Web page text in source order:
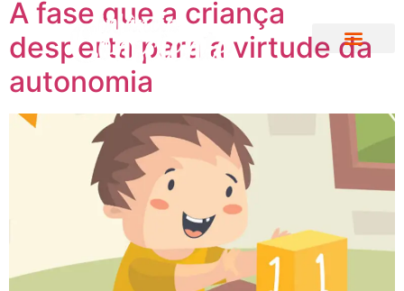
A fase que a criança
desperta para a virtude da
autonomia